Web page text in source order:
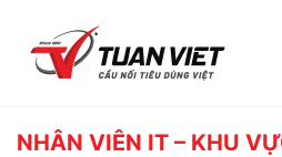
TRANG CHỦ
NHÂN VIÊN IT – KHU